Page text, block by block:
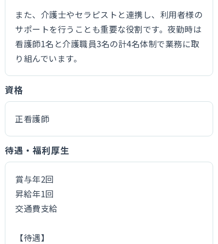
また、介護士やセラピストと連携し、利用者様の
サポートを行うことも重要な役割です。夜勤時は
看護師1名と介護職員3名の計4名体制で業務に取
り組んでいます。
資格
正看護師
待遇・福利厚生
賞与年2回
昇給年1回
交通費支給
【待遇】